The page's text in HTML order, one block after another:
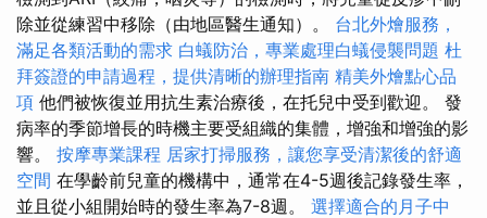
除並從練習中移除（由地區醫生通知）。 台北外燴服務，
滿足各類活動的需求 白蟻防治，專業處理白蟻侵襲問題 杜
拜簽證的申請過程，提供清晰的辦理指南 精美外燴點心品
項 他們被恢復並用抗生素治療後，在托兒中受到歡迎。 發
病率的季節增長的時機主要受組織的集體，增強和增強的影
響。 按摩專業課程 居家打掃服務，讓您享受清潔後的舒適
空間 在學齡前兒童的機構中，通常在4-5週後記錄發生率，
並且從小組開始時的發生率為7-8週。 選擇適合的月子中